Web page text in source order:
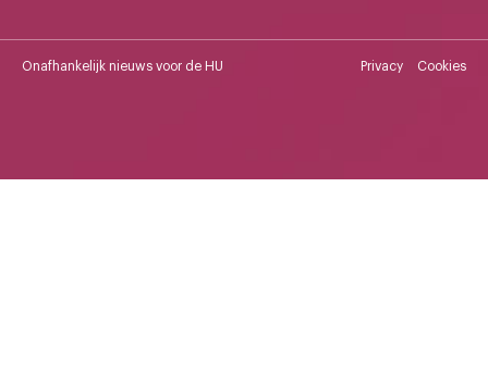
Onafhankelijk nieuws voor de HU Privacy Cookies